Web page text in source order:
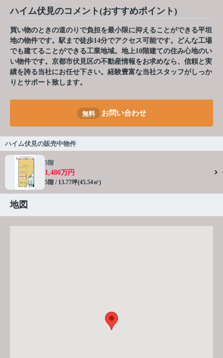
ハイム伏見のコメント(おすすめポイント)
買い物のときの道のりで負担を最小限に抑えることができる平坦
地の物件です。駅まで徒歩14分でアクセス可能です。どんな工場
でも建てることができる工業地域。地上10階建ての住み心地のい
い物件です。京都市伏見区の不動産情報をお求めなら、信頼と実
績を誇る当社にお任せ下さい。経験豊富な当社スタッフがしっか
りとサポート致します。
無料 お問い合わせ
ハイム伏見の販売中物件
5階
1,480万円
5階 / 13.77坪(45.54㎡)
地図